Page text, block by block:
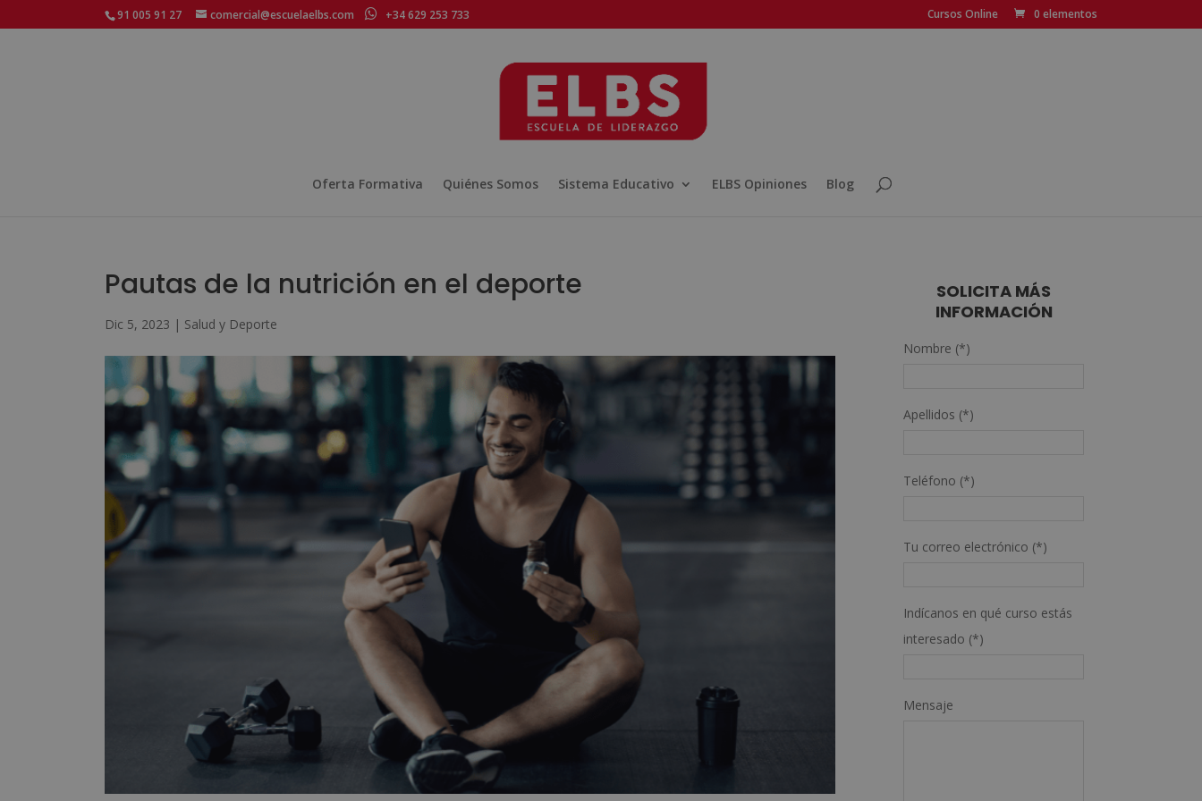
91 005 91 27 comercial@escuelaelbs.com +34 629 253 733 Cursos Online 0 elementos
Oferta Formativa Quiénes Somos Sistema Educativo ELBS Opiniones Blog
Pautas de la nutrición en el deporte
Dic 5, 2023 | Salud y Deporte
SOLICITA MÁS
INFORMACIÓN
Nombre (*)
Apellidos (*)
Teléfono (*)
Tu correo electrónico (*)
Indícanos en qué curso estás
interesado (*)
Mensaje